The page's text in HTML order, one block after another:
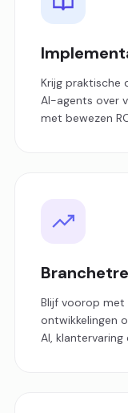
Krijg praktische
AI-agents over
met bewezen
Blijf voorop met
ontwikkelingen
AI,